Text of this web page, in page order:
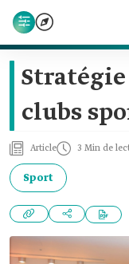
clubs
Article 3 Min de
Sport